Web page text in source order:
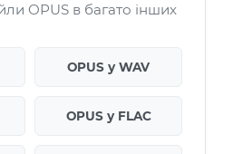
OPUS в багато інших
OPUS у WAV
OPUS у FLAC